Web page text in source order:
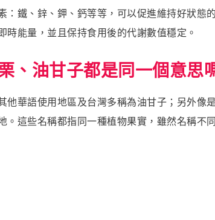
：鐵、鋅、鉀、鈣等等，可以促進維持好狀態
能量，並且保持食用後的代謝數值穩定。
、油甘子都是同一個意思
他華語使用地區及台灣多稱為油甘子；另外像
。這些名稱都指同一種植物果實，雖然名稱